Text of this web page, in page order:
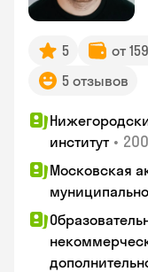
5 от
5 отзывов
институт •
Московская